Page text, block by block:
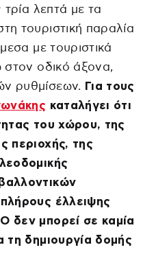
τρία λεπτά με τα
τουριστική παραλία
με τουριστικά
στον οδικό άξονα,
ρυθμίσεων. Για τους
καταλήγει ότι
του χώρου, της
περιοχής, της
έλλειψης
δεν μπορεί σε καμία
τη δημιουργία δομής